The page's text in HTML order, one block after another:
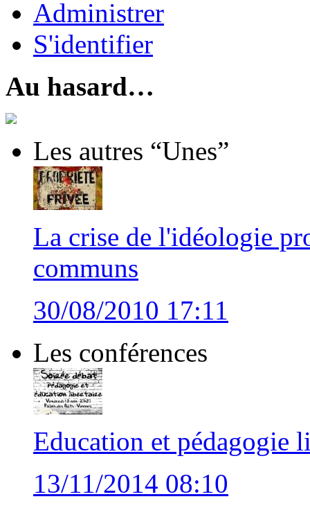
Administrer
S'identifier
Au hasard…
Les autres “Unes”
La crise de l'idéologie
communs
30/08/2010 17:11
Les conférences
Education et pédagogie
13/11/2014 08:10